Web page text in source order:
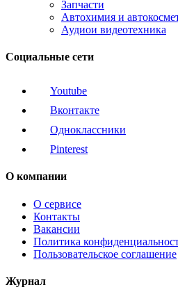
Запчасти
Автохимия и
Аудиои видеотехника
Социальные сети
Youtube
Вконтакте
Одноклассники
Pinterest
О компании
О сервисе
Контакты
Вакансии
Политика
Пользовательское соглашение
Журнал